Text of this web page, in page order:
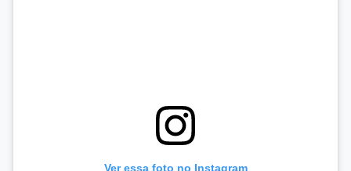
Ver essa foto no Instagram